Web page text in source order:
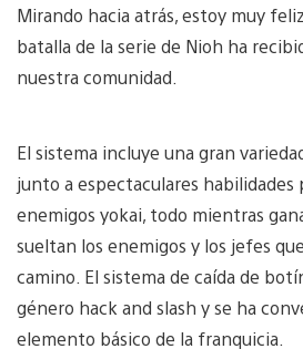
Mirando hacia atrás, estoy muy
batalla de la serie de Nioh ha
nuestra comunidad.
El sistema incluye una gran
junto a espectaculares habilidades
enemigos yokai, todo mientras
sueltan los enemigos y los jefes
camino. El sistema de caída de
género hack and slash y se ha
elemento básico de la franquicia.